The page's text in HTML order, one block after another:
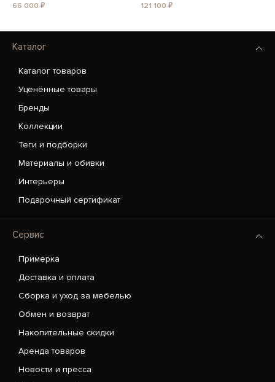
66 000 ₽
121 100 ₽
Каталог
Каталог товаров
Уценённые товары
Бренды
Коллекции
Теги и подборки
Материалы и обивки
Интерьеры
Подарочный сертификат
Сервис
Примерка
Доставка и оплата
Сборка и уход за мебелью
Обмен и возврат
Накопительные скидки
Аренда товаров
Новости и пресса